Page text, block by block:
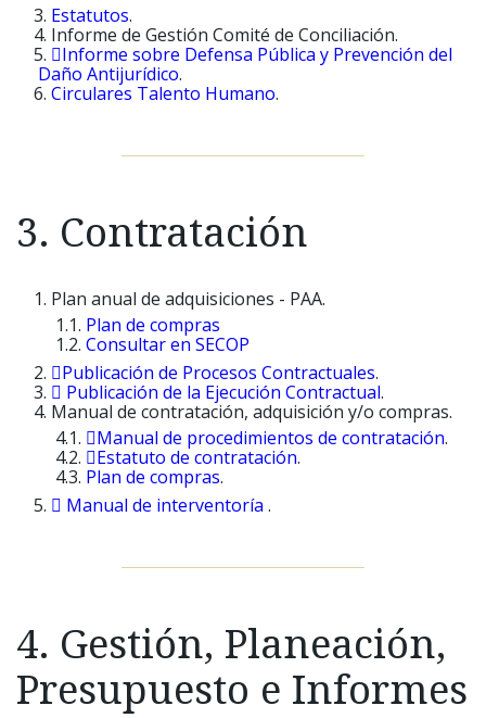
Estatutos.
Informe de Gestión Comité de Conciliación.
Informe sobre Defensa Pública y Prevención del
Daño Antijurídico.
Circulares Talento Humano.
3. Contratación
Plan anual de adquisiciones - PAA.
Plan de compras
Consultar en SECOP
Publicación de Procesos Contractuales.
Publicación de la Ejecución Contractual.
Manual de contratación, adquisición y/o compras.
Manual de procedimientos de contratación.
Estatuto de contratación.
Plan de compras.
Manual de interventoría .
4. Gestión, Planeación,
Presupuesto e Informes